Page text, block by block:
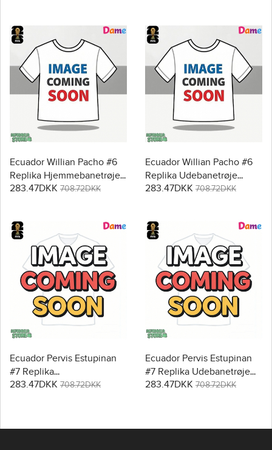
Ecuador Willian Pacho #6
Replika Hjemmebanetrøje
Dame VM 2026 Kortærmet
283.47DKK 708.72DKK
Ecuador Willian Pacho #6
Replika Udebanetrøje
Dame VM 2026 Kortærmet
283.47DKK 708.72DKK
Ecuador Pervis Estupinan
#7 Replika
Hjemmebanetrøje Dame
283.47DKK 708.72DKK
Ecuador Pervis Estupinan
#7 Replika Udebanetrøje
Dame VM 2026 Kortærmet
283.47DKK 708.72DKK